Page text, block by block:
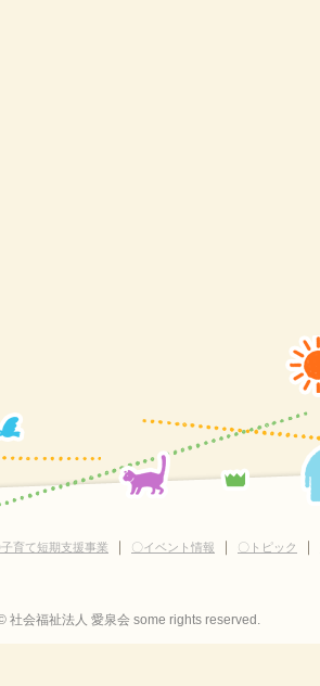
子育て短期支援事業 ｜ 〇イベント情報 ｜ 〇トピック ｜
社会福祉法人 愛泉会 some rights reserved.